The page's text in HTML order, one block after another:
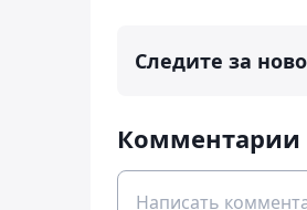
Следите за
Комментарии